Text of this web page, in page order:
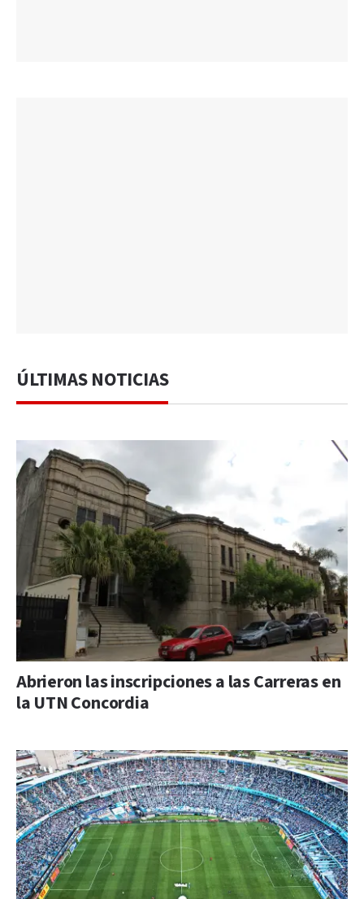
ÚLTIMAS NOTICIAS
Abrieron las inscripciones a las Carreras en
la UTN Concordia